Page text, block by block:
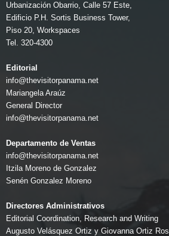
Urbanización Obarrio, Calle 57 Este,
Edificio P.H. Sortis Business Tower,
Piso 20, Workspaces
Tel. 320-4300
Editorial
info@thevisitorpanama.net
Mariangela Araúz
General Director
info@thevisitorpanama.net
Departamento de Ventas
info@thevisitorpanama.net
Itzila Moreno de Gonzalez
Senén Gonzalez Moreno
Directores Administrativos
Editorial Coordination, Research and Writing
Augusto Velásquez Ortiz y Giovanna Ortiz Ros